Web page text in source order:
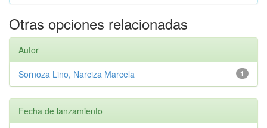
Otras opciones relacionadas
Autor
1
Sornoza Lino, Narciza Marcela
Fecha de lanzamiento